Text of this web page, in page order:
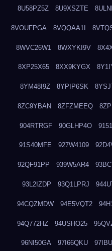
8U58PZ5Z 8U9XSZTE
8VOUFPGA 8VQQAA1I
8WVC26W1 8WXYKI9V
8XP25X65 8XX9KYGX
8YM48I9Z 8YPIP6SK
8ZC9YBAN 8ZFZMEEQ
904RTRGF 90GLHP4O
91S40MFE 927W4109
92QF91PP 939W5AR4
93L2IZDP 93Q1LPRJ
94CQZMDW 94E5VQT2
94Q772HZ 94USHO25
96NI50GA 97I66QKU